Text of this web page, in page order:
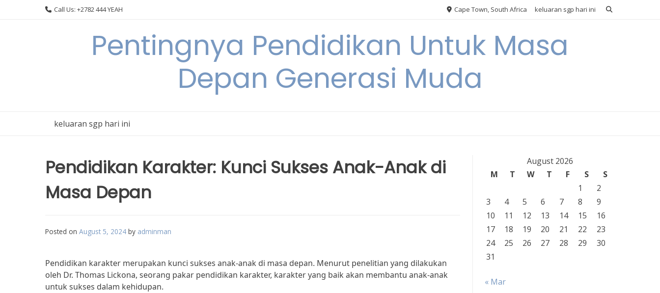
Call Us: +2782 444 YEAH Cape Town, South Africa keluaran sgp hari ini
Pentingnya Pendidikan Untuk Masa
Depan Generasi Muda
keluaran sgp hari ini
Pendidikan Karakter: Kunci Sukses Anak-Anak di
Masa Depan
Posted on August 5, 2024 by adminman
Pendidikan karakter merupakan kunci sukses anak-anak di masa depan. Menurut penelitian yang dilakukan
oleh Dr. Thomas Lickona, seorang pakar pendidikan karakter, karakter yang baik akan membantu anak-anak
untuk sukses dalam kehidupan.
August 2026
M
T W T F S
S
1
2
3
4 5 6 7 8
9
10
11 12 13 14 15
16
17
18 19 20 21 22
23
24
25 26 27 28 29
30
31
« Mar